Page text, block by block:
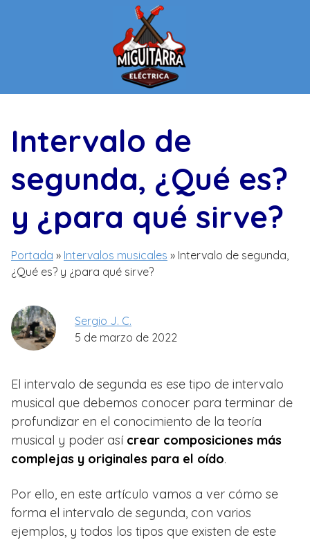
Intervalo de
segunda, ¿Qué es?
y ¿para qué sirve?
Portada » Intervalos musicales » Intervalo de segunda,
¿Qué es? y ¿para qué sirve?
Sergio J. C.
5 de marzo de 2022
El intervalo de segunda es ese tipo de intervalo
musical que debemos conocer para terminar de
profundizar en el conocimiento de la teoría
musical y poder así crear composiciones más
complejas y originales para el oído.
Por ello, en este artículo vamos a ver cómo se
forma el intervalo de segunda, con varios
ejemplos, y todos los tipos que existen de este